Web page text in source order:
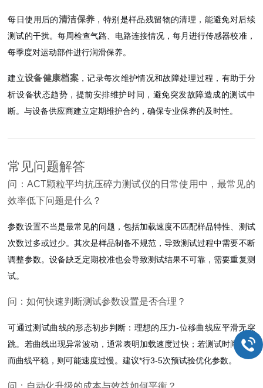
每日使用后的清洁保养 ，特别是样品残留物的清理，能避免对后续
测试的干扰。每周检查气路、电路连接情况，每月进行传感器校准，
每季度对运动部件进行润滑保养。
建立设备健康档案 ，记录每次维护情况和故障处理过程，有助于分
析设备状态趋势，提前安排维护时间，避免突发故障造成的测试中
断。与设备供应商建立定期维护合约，确保专业保养的及时性。
常见问题解答
问：ACT颗粒平均抗压碎力测试仪的日常使用中，最常见的
效率低下问题是什么？
参数设置不当是最常见的问题，包括加载速度不匹配样品特性、测试
次数过多或过少。其次是样品制备不规范，导致测试过程中需要不断
调整参数。设备缺乏定期校准也会导致测试结果不可靠，需要重复测
试。
问：如何快速判断测试参数设置是否合理？
可通过测试曲线的形态初步判断：理想的压力-位移曲线应平滑无突
跳。若曲线出现异常波动，通常表明加载速度过快；若测试时间过长
而曲线平稳，则可能速度过慢。建议*行3-5次预试验优化参数。
问：自动化升级的成本与效益如何平衡？